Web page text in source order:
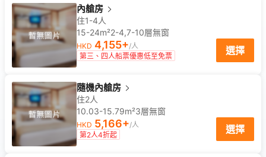
內艙房
住1-4人
15-24m²2-4,7-10層無窗
HKD 4,155+/人
第三、四人船票優惠低至免票
選擇
隨機內艙房
住2人
10.03-15.79m²3層無窗
HKD 5,166+/人
第2人4折起
選擇